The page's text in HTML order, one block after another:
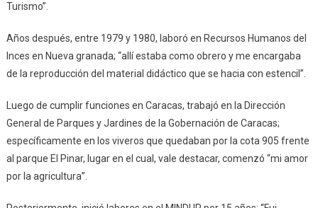
Turismo”.
Años después, entre 1979 y 1980, laboró en Recursos Humanos del
Inces en Nueva granada; “allí estaba como obrero y me encargaba
de la reproducción del material didáctico que se hacia con estencil”.
Luego de cumplir funciones en Caracas, trabajó en la Dirección
General de Parques y Jardines de la Gobernación de Caracas;
específicamente en los viveros que quedaban por la cota 905 frente
al parque El Pinar, lugar en el cual, vale destacar, comenzó “mi amor
por la agricultura”.